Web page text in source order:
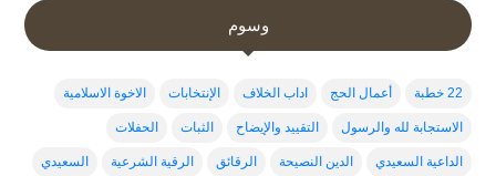
وسوم
22 خطبة أعمال الحج اداب الخلاف الإنتخابات الاخوة الاسلامية
الاستجابة لله والرسول التقييد والإيضاح الثبات الحفلات
الداعية السعيدي الدين النصيحة الرقائق الرقية الشرعية السعيدي